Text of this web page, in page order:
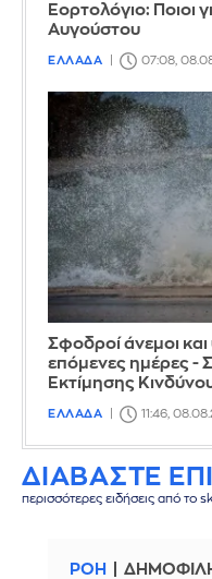
Εορτολόγιο: Ποιοι
Αυγούστου
ΕΛΛΑΔΑ 07:08,
Σφοδροί άνεμοι
επόμενες ημέρες -
Εκτίμησης
ΕΛΛΑΔΑ 11:46,
ΔΙΑΒΑΣΤΕ
περισσότερες ειδήσεις από το
ΡΟΗ